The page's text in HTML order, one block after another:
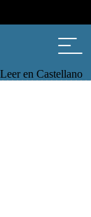
Leer en Castellano